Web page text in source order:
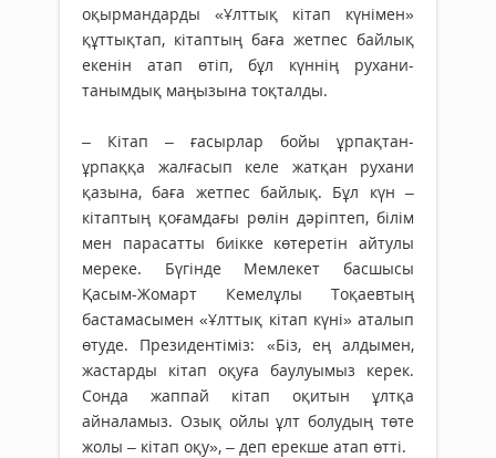
оқырмандарды «Ұлттық кітап күнімен»
құттықтап, кітаптың баға жетпес байлық
екенін атап өтіп, бұл күннің рухани-
танымдық маңызына тоқталды.
– Кітап – ғасырлар бойы ұрпақтан-
ұрпаққа жалғасып келе жатқан рухани
қазына, баға жетпес байлық. Бұл күн –
кітаптың қоғамдағы рөлін дәріптеп, білім
мен парасатты биікке көтеретін айтулы
мереке. Бүгінде Мемлекет басшысы
Қасым-Жомарт Кемелұлы Тоқаевтың
бастамасымен «Ұлттық кітап күні» аталып
өтуде. Президентіміз: «Біз, ең алдымен,
жастарды кітап оқуға баулуымыз керек.
Сонда жаппай кітап оқитын ұлтқа
айналамыз. Озық ойлы ұлт болудың төте
жолы – кітап оқу», – деп ерекше атап өтті.